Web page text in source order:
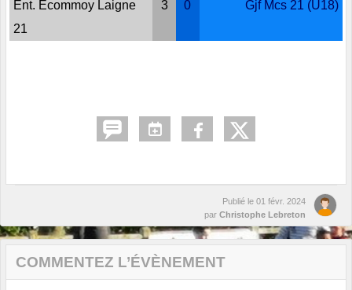
Ent. Ecommoy Laigne
21
3 0 Gjf Mcs 21 (U18)
Publié le 01 févr. 2024
par Christophe Lebreton
COMMENTEZ L’ÉVÈNEMENT